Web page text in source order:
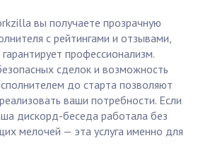
вы получаете прозрачную
с рейтингами и отзывами,
профессионализм.
сделок и возможность
до старта позволяют
ваши потребности. Если
дискорд-беседа работала без
мелочей — эта услуга именно для